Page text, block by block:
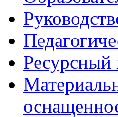
Ресурсный